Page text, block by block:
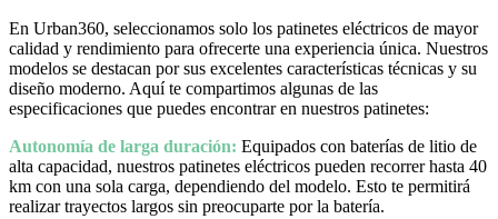
En Urban360, seleccionamos solo los patinetes eléctricos de mayor
calidad y rendimiento para ofrecerte una experiencia única. Nuestros
modelos se destacan por sus excelentes características técnicas y su
diseño moderno. Aquí te compartimos algunas de las
especificaciones que puedes encontrar en nuestros patinetes:
Autonomía de larga duración: Equipados con baterías de litio de
alta capacidad, nuestros patinetes eléctricos pueden recorrer hasta 40
km con una sola carga, dependiendo del modelo. Esto te permitirá
realizar trayectos largos sin preocuparte por la batería.